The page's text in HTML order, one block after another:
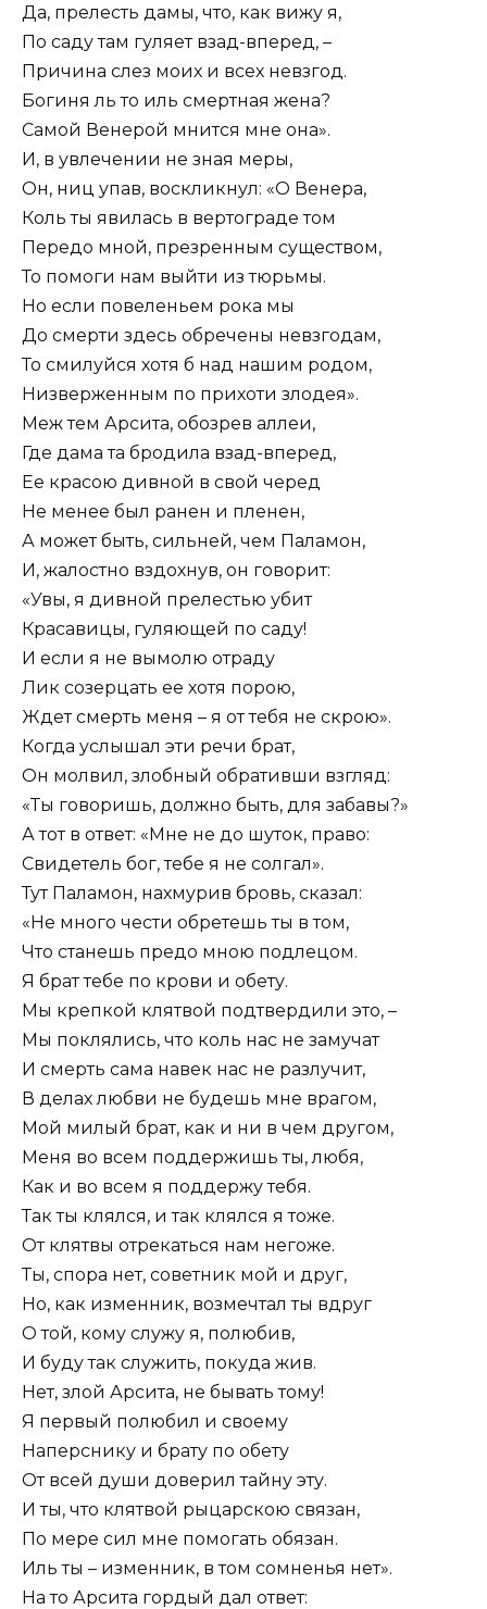
Да, прелесть дамы, что, как вижу я,
По саду там гуляет взад-вперед, –
Причина слез моих и всех невзгод.
Богиня ль то иль смертная жена?
Самой Венерой мнится мне она».
И, в увлечении не зная меры,
Он, ниц упав, воскликнул: «О Венера,
Коль ты явилась в вертограде том
Передо мной, презренным существом,
То помоги нам выйти из тюрьмы.
Но если повеленьем рока мы
До смерти здесь обречены невзгодам,
То смилуйся хотя б над нашим родом,
Низверженным по прихоти злодея».
Меж тем Арсита, обозрев аллеи,
Где дама та бродила взад-вперед,
Ее красою дивной в свой черед
Не менее был ранен и пленен,
А может быть, сильней, чем Паламон,
И, жалостно вздохнув, он говорит:
«Увы, я дивной прелестью убит
Красавицы, гуляющей по саду!
И если я не вымолю отраду
Лик созерцать ее хотя порою,
Ждет смерть меня – я от тебя не скрою».
Когда услышал эти речи брат,
Он молвил, злобный обративши взгляд:
«Ты говоришь, должно быть, для забавы?»
А тот в ответ: «Мне не до шуток, право:
Свидетель бог, тебе я не солгал».
Тут Паламон, нахмурив бровь, сказал:
«Не много чести обретешь ты в том,
Что станешь предо мною подлецом.
Я брат тебе по крови и обету.
Мы крепкой клятвой подтвердили это, –
Мы поклялись, что коль нас не замучат
И смерть сама навек нас не разлучит,
В делах любви не будешь мне врагом,
Мой милый брат, как и ни в чем другом,
Меня во всем поддержишь ты, любя,
Как и во всем я поддержу тебя.
Так ты клялся, и так клялся я тоже.
От клятвы отрекаться нам негоже.
Ты, спора нет, советник мой и друг,
Но, как изменник, возмечтал ты вдруг
О той, кому служу я, полюбив,
И буду так служить, покуда жив.
Нет, злой Арсита, не бывать тому!
Я первый полюбил и своему
Наперснику и брату по обету
От всей души доверил тайну эту.
И ты, что клятвой рыцарскою связан,
По мере сил мне помогать обязан.
Иль ты – изменник, в том сомненья нет».
На то Арсита гордый дал ответ: